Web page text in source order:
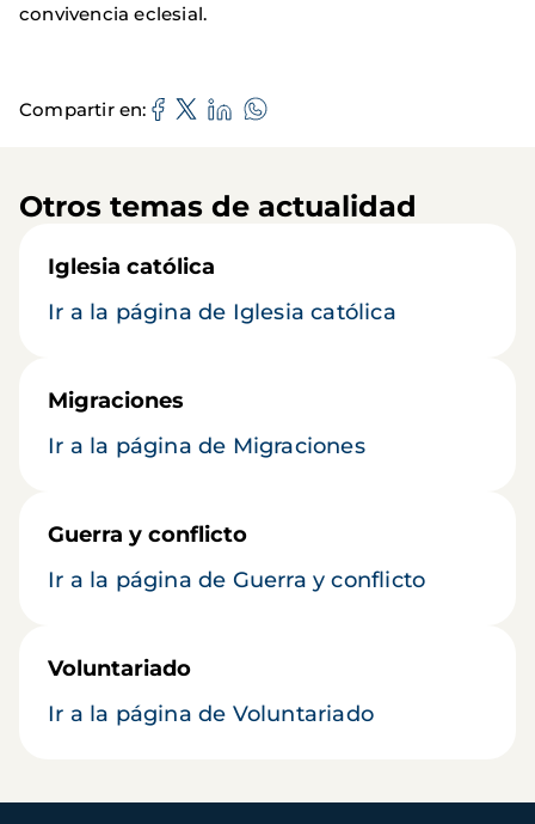
convivencia eclesial.
Compartir en
Otros temas de actualidad
Iglesia católica
Ir a la página de Iglesia católica
Migraciones
Ir a la página de Migraciones
Guerra y conflicto
Ir a la página de Guerra y conflicto
Voluntariado
Ir a la página de Voluntariado